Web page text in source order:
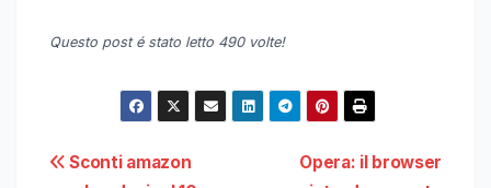
Questo post é stato letto 490 volte!
Navigazione
Opera: il browser
Sconti amazon